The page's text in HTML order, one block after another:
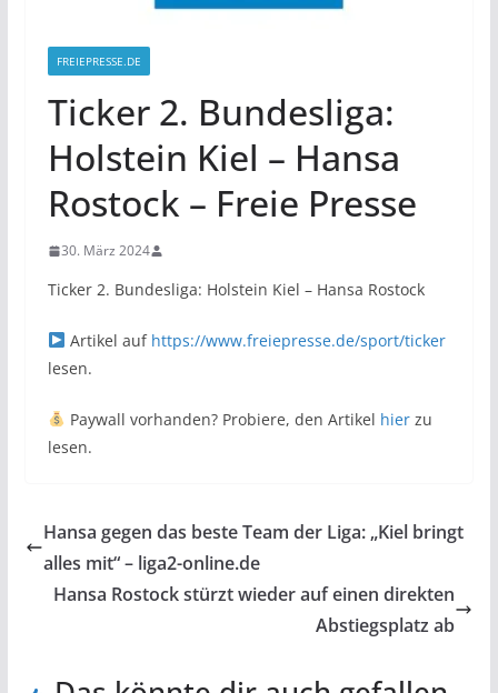
FREIEPRESSE.DE
Ticker 2. Bundesliga:
Holstein Kiel – Hansa
Rostock – Freie Presse
30. März 2024
Ticker 2. Bundesliga: Holstein Kiel – Hansa Rostock
Artikel auf https://www.freiepresse.de/sport/ticker
lesen.
Paywall vorhanden? Probiere, den Artikel hierzu
lesen.
Hansa gegen das beste Team der Liga: „Kiel bringt
alles mit“ – liga2-online.de
Hansa Rostock stürzt wieder auf einen direkten
Abstiegsplatz ab